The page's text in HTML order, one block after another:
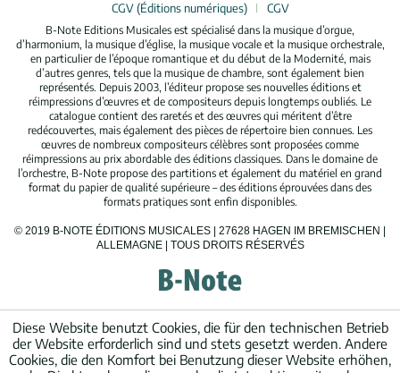
CGV (Éditions numériques)
CGV
B-Note Editions Musicales est spécialisé dans la musique d’orgue,
d’harmonium, la musique d’église, la musique vocale et la musique orchestrale,
en particulier de l’époque romantique et du début de la Modernité, mais
d’autres genres, tels que la musique de chambre, sont également bien
représentés. Depuis 2003, l’éditeur propose ses nouvelles éditions et
réimpressions d’œuvres et de compositeurs depuis longtemps oubliés. Le
catalogue contient des raretés et des œuvres qui méritent d’être
redécouvertes, mais également des pièces de répertoire bien connues. Les
œuvres de nombreux compositeurs célèbres sont proposées comme
réimpressions au prix abordable des éditions classiques. Dans le domaine de
l’orchestre, B-Note propose des partitions et également du matériel en grand
format du papier de qualité supérieure – des éditions éprouvées dans des
formats pratiques sont enfin disponibles.
© 2019 B-NOTE ÉDITIONS MUSICALES | 27628 HAGEN IM BREMISCHEN |
ALLEMAGNE | TOUS DROITS RÉSERVÉS
Diese Website benutzt Cookies, die für den technischen Betrieb
der Website erforderlich sind und stets gesetzt werden. Andere
Cookies, die den Komfort bei Benutzung dieser Website erhöhen,